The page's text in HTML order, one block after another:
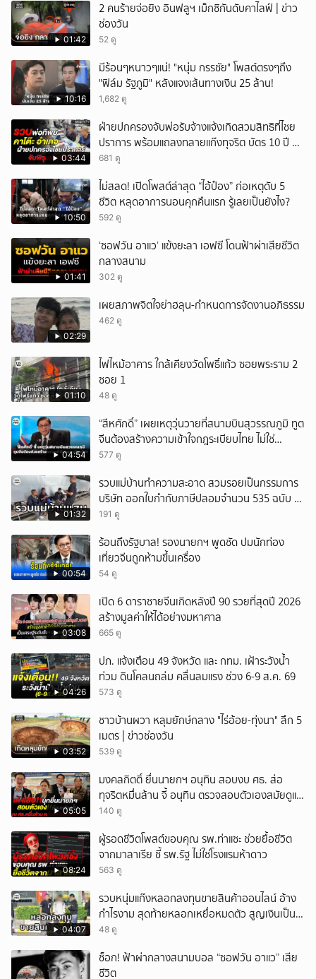
01:42
2 คนร้ายจ่อยิง อินฟลูฯ เม็กซิกันดับคาไลฟ์ | ข่าว
ช่องวัน
52 ดู
10:16
มีร้อนๆหนาวๆแน่! "หนุ่ม กรรชัย" โพสต์ตรงๆถึง
"ฟิล์ม รัฐภูมิ" หลังแจงเส้นทางเงิน 25 ล้าน!
1,682 ดู
03:44
ฝ่ายปกครองจับพ่อรับจ้างแจ้งเกิดสวมสิทธิที่ไชย
ปราการ พร้อมแถลงทลายแก๊งทุจริต บัตร 10 ปี ที่
แม่สอด
681 ดู
10:50
ไม่สลด! เปิดโพสต์ล่าสุด “ไอ้ป๋อง” ก่อเหตุดับ 5
ชีวิต หลุดอาการนอนคุกคืนแรก รู้เลยเป็นยังไง?
592 ดู
01:41
‘ซอฟวัน อาแว’ แข้งยะลา เอฟซี โดนฟ้าผ่าเสียชีวิต
กลางสนาม
302 ดู
02:29
เผยสภาพจิตใจย่าฮลุน-กำหนดการจัดงานอภิธรรม
462 ดู
01:10
ไฟไหม้อาคาร ใกล้เคียงวัดโพธิ์แก้ว ซอยพระราม 2
ซอย 1
48 ดู
04:54
“สีหศักดิ์” เผยเหตุวุ่นวายที่สนามบินสุวรรณภูมิ ทูต
จีนต้องสร้างความเข้าใจกฎระเบียบไทย ไม่ใช่
ปกป้องฝ่ายจีนเพียงอย่างเดียว
577 ดู
01:32
รวบแม่บ้านทำความสะอาด สวมรอยเป็นกรรมการ
บริษัท ออกใบกำกับภาษีปลอมจำนวน 535 ฉบับ รัฐ
เสียหายกว่า 129 ล้านบาท
191 ดู
00:54
ร้อนถึงรัฐบาล! รองนายกฯ พูดชัด ปมนักท่อง
เที่ยวจีนถูกห้ามขึ้นเครื่อง
54 ดู
03:08
เปิด 6 ดาราชายจีนเกิดหลังปี 90 รวยที่สุดปี 2026
สร้างมูลค่าให้ได้อย่างมหาศาล
665 ดู
04:26
ปภ. แจ้งเตือน 49 จังหวัด และ กทม. เฝ้าระวังน้ำ
ท่วม ดินโคลนถล่ม คลื่นลมแรง ช่วง 6-9 ส.ค. 69
573 ดู
03:52
ชาวบ้านผวา หลุมยักษ์กลาง "ไร่อ้อย-ทุ่งนา" ลึก 5
เมตร | ข่าวช่องวัน
539 ดู
05:05
มงคลกิตติ์ ยื่นนายกฯ อนุทิน สอบงบ ศธ. ส่อ
ทุจริตหมื่นล้าน จี้ อนุทิน ตรวจสอบตัวเองสมัยดูแล
ศธ.
140 ดู
08:24
ผู้รอดชีวิตโพสต์ขอบคุณ รพ.ท่าแซะ ช่วยยื้อชีวิต
จากมาลาเรีย ชี้ รพ.รัฐ ไม่ใช่โรงแรมห้าดาว
563 ดู
04:07
รวบหนุ่มแก๊งหลอกลงทุนขายสินค้าออนไลน์ อ้าง
กำไรงาม สุดท้ายหลอกเหยื่อหมดตัว สูญเงินเป็น
แสนบาท ยังให้การปฏิเสธ
48 ดู
ช็อก! ฟ้าผ่ากลางสนามบอล “ซอฟวัน อาแว” เสีย
ชีวิต